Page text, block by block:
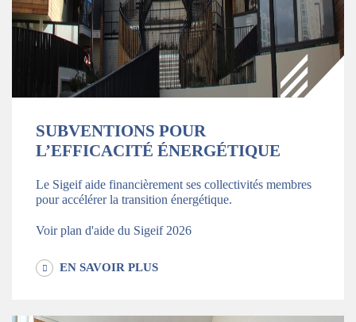
SUBVENTIONS POUR
L’EFFICACITÉ ÉNERGÉTIQUE
Le Sigeif aide financièrement ses collectivités membres
pour accélérer la transition énergétique.
Voir plan d'aide du Sigeif 2026
EN SAVOIR PLUS